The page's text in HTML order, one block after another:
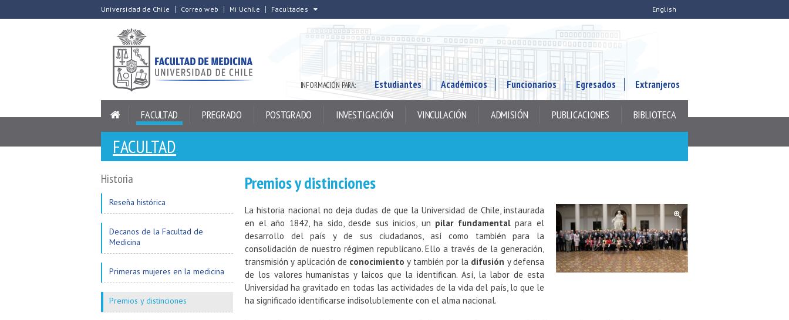
Universidad de Chile Correo web Mi Uchile Facultades English
INFORMACIÓN PARA: Estudiantes Académicos Funcionarios Egresados Extranjeros
FACULTAD PREGRADO POSTGRADO INVESTIGACIÓN VINCULACIÓN ADMISIÓN PUBLICACIONES BIBLIOTECA
FACULTAD
Historia
Reseña histórica
Decanos de la Facultad de
Medicina
Primeras mujeres en la medicina
Premios y distinciones
Premios y distinciones
La historia nacional no deja dudas de que la Universidad de Chile, instaurada
en el año 1842, ha sido, desde sus inicios, un pilar fundamentalpara el
desarrollo del país y de sus ciudadanos, así como también para la
consolidación de nuestro régimen republicano. Ello a través de la generación,
transmisión y aplicación de conocimiento y también por la difusión y defensa
de los valores humanistas y laicos que la identifican. Así, la labor de esta
Universidad ha gravitado en todas las actividades de la vida del país, lo que le
ha significado identificarse indisolublemente con el alma nacional.